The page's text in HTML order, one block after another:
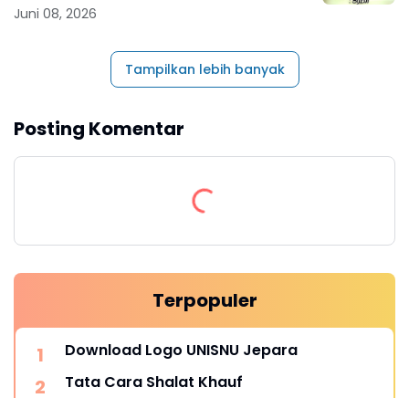
Juni 08, 2026
Tampilkan lebih banyak
Posting Komentar
Terpopuler
Download Logo UNISNU Jepara
Tata Cara Shalat Khauf